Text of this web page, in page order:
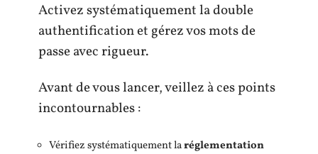
Activez systématiquement la double
authentification et gérez vos mots de
passe avec rigueur.
Avant de vous lancer, veillez à ces points
incontournables :
Vérifiez systématiquement laréglementation